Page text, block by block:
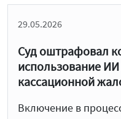
29.05.2026
Суд оштрафовал
использование
кассационной
Включение в